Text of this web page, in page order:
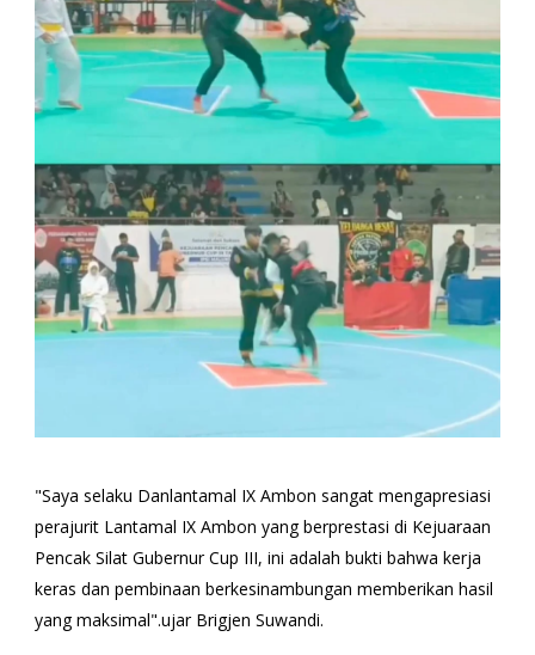
"Saya selaku Danlantamal IX Ambon sangat mengapresiasi
perajurit Lantamal IX Ambon yang berprestasi di Kejuaraan
Pencak Silat Gubernur Cup III, ini adalah bukti bahwa kerja
keras dan pembinaan berkesinambungan memberikan hasil
yang maksimal".ujar Brigjen Suwandi.